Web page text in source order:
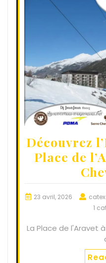
Découvrez
Place de
23 avril, 2026
1
La Place de l'Aravet